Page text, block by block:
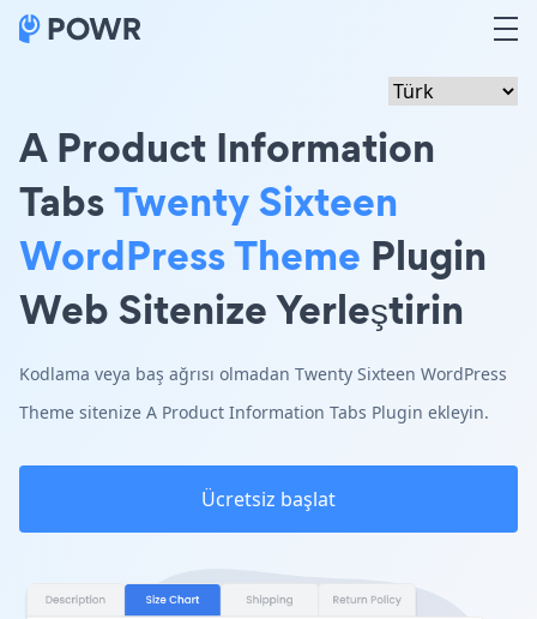
A Product Information
TabsTwenty Sixteen
WordPress Theme Plugin
Web Sitenize Yerleştirin
Kodlama veya baş ağrısı olmadan Twenty Sixteen WordPress
Theme sitenize A Product Information Tabs Plugin ekleyin.
Ücretsiz başlat